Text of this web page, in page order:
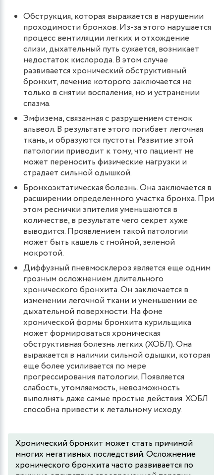
Обструкция, которая выражается в нарушении
проходимости бронхов. Из-за этого нарушается
процесс вентиляции легких и отхождение
слизи, дыхательный путь сужается, возникает
недостаток кислорода. В этом случае
развивается хронический обструктивный
бронхит, лечение которого заключается не
только в снятии воспаления, но и устранении
спазма.
Эмфизема, связанная с разрушением стенок
альвеол. В результате этого погибает легочная
ткань, и образуются пустоты. Развитие этой
патологии приводит к тому, что пациент не
может переносить физические нагрузки и
страдает сильной одышкой.
Бронхоэктатическая болезнь. Она заключается в
расширении определенного участка бронха. При
этом реснички эпителия уменьшаются в
количестве, в результате чего секрет хуже
выводится. Проявлением такой патологии
может быть кашель с гнойной, зеленой
мокротой.
Диффузный пневмосклероз является еще одним
грозным осложнением длительного
хронического бронхита. Он заключается в
изменении легочной ткани и уменьшении ее
дыхательной поверхности. На фоне
хронической формы бронхита курильщика
может формироваться хроническая
обструктивная болезнь легких (ХОБЛ). Она
выражается в наличии сильной одышки, которая
еще более усиливается по мере
прогрессирования патологии. Появляется
слабость, утомляемость, невозможность
выполнять даже самые простые действия. ХОБЛ
способна привести к летальному исходу.
Хронический бронхит может стать причиной
многих негативных последствий. Осложнение
хронического бронхита часто развивается по